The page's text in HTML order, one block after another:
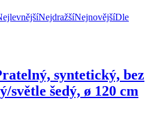
NejdražšíNejnovějšíDle
syntetický, bez
světle šedý, ø 120 cm